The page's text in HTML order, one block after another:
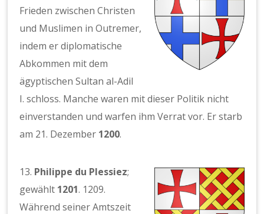
Frieden zwischen Christen
und Muslimen in Outremer,
indem er diplomatische
Abkommen mit dem
ägyptischen Sultan al-Adil
I. schloss. Manche waren mit dieser Politik nicht
einverstanden und warfen ihm Verrat vor. Er starb
am 21. Dezember 1200.
13. Philippe du Plessiez;
gewählt 1201. 1209.
Während seiner Amtszeit